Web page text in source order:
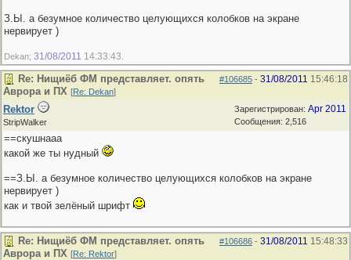
З.Ы. а безумное количество целующихся колобков на экране
нервирует )
Dekan; 31/08/2011 14:33:43
#106685 - 31/08/2011 15:46:18
Re: Нищиёб ФМ представляет. опять
Аврора и ПХ [Re: Dekan]
Зарегистрирован: Apr 2011
Сообщения: 2,516
Rektor
StripWalker
==скушнааа
какой же ты нудный
==З.Ы. а безумное количество целующихся колобков на экране
нервирует )
как и твой зелёный шрифт
#106686 - 31/08/2011 15:48:33
Re: Нищиёб ФМ представляет. опять
Аврора и ПХ [Re: Rektor]